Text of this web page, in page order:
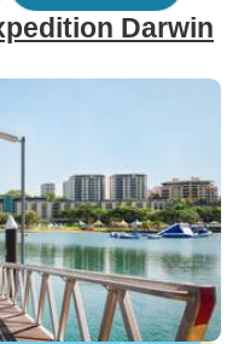
Darwin